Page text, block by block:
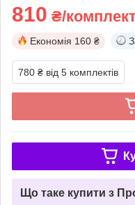
810 ₴/
Економія 160 ₴
780 ₴ від 5 комплектів
Що таке купити з